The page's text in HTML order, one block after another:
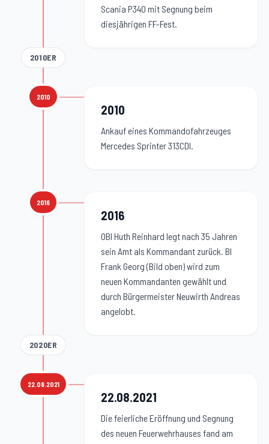
Scania P340 mit Segnung beim
diesjährigen FF-Fest.
2010ER
2010
2010:
2010
Ankauf eines Kommandofahrzeuges
Mercedes Sprinter 313CDI.
2016
2016:
2016
OBI Huth Reinhard legt nach 35 Jahren
sein Amt als Kommandant zurück. BI
Frank Georg (Bild oben) wird zum
neuen Kommandanten gewählt und
durch Bürgermeister Neuwirth Andreas
angelobt.
2020ER
22.08.2021
22.08.2021:
22.08.2021
Die feierliche Eröffnung und Segnung
des neuen Feuerwehrhauses fand am